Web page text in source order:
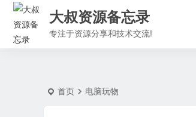
Warning: Trying to access array offset on false in
大叔资源备忘录
专注于资源分享和技术交流!
首页 电脑玩物